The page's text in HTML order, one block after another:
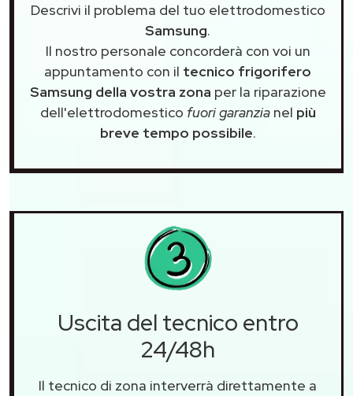
Descrivi il problema del tuo elettrodomestico
Samsung.
Il nostro personale concorderà con voi un
appuntamento con il tecnico frigorifero
Samsung della vostra zona per la riparazione
dell'elettrodomestico fuori garanzianel più
breve tempo possibile.
Uscita del tecnico entro
24/48h
Il tecnico di zona interverrà direttamente a